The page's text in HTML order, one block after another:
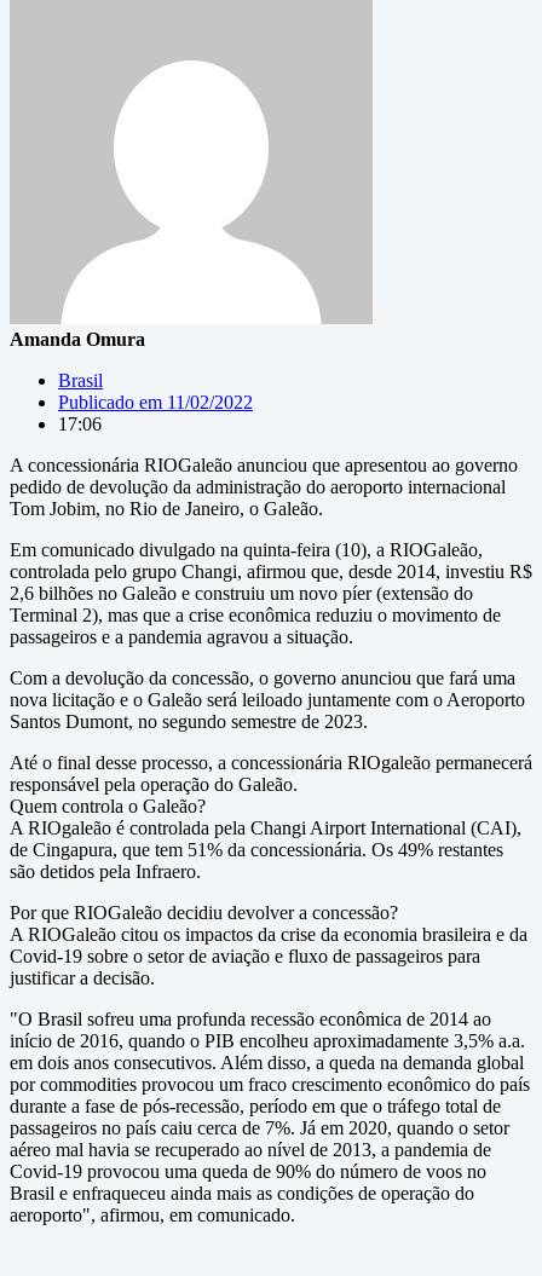
Amanda Omura
Brasil
Publicado em 11/02/2022
17:06
A concessionária RIOGaleão anunciou que apresentou ao governo
pedido de devolução da administração do aeroporto internacional
Tom Jobim, no Rio de Janeiro, o Galeão.
Em comunicado divulgado na quinta-feira (10), a RIOGaleão,
controlada pelo grupo Changi, afirmou que, desde 2014, investiu R$
2,6 bilhões no Galeão e construiu um novo píer (extensão do
Terminal 2), mas que a crise econômica reduziu o movimento de
passageiros e a pandemia agravou a situação.
Com a devolução da concessão, o governo anunciou que fará uma
nova licitação e o Galeão será leiloado juntamente com o Aeroporto
Santos Dumont, no segundo semestre de 2023.
Até o final desse processo, a concessionária RIOgaleão permanecerá
responsável pela operação do Galeão.
Quem controla o Galeão?
A RIOgaleão é controlada pela Changi Airport International (CAI),
de Cingapura, que tem 51% da concessionária. Os 49% restantes
são detidos pela Infraero.
Por que RIOGaleão decidiu devolver a concessão?
A RIOGaleão citou os impactos da crise da economia brasileira e da
Covid-19 sobre o setor de aviação e fluxo de passageiros para
justificar a decisão.
"O Brasil sofreu uma profunda recessão econômica de 2014 ao
início de 2016, quando o PIB encolheu aproximadamente 3,5% a.a.
em dois anos consecutivos. Além disso, a queda na demanda global
por commodities provocou um fraco crescimento econômico do país
durante a fase de pós-recessão, período em que o tráfego total de
passageiros no país caiu cerca de 7%. Já em 2020, quando o setor
aéreo mal havia se recuperado ao nível de 2013, a pandemia de
Covid-19 provocou uma queda de 90% do número de voos no
Brasil e enfraqueceu ainda mais as condições de operação do
aeroporto", afirmou, em comunicado.